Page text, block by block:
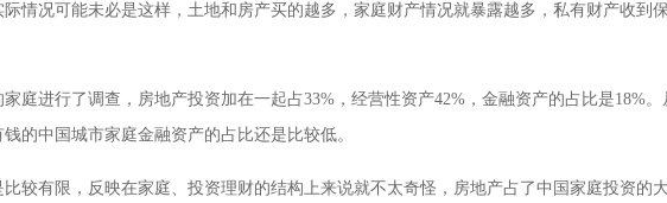
情况可能未必是这样，土地和房产买的越多，家庭财产情况就暴露越多，私有财产收到
庭进行了调查，房地产投资加在一起占33%，经营性资产42%，金融资产的占比是18%
的中国城市家庭金融资产的占比还是比较低。
较有限，反映在家庭、投资理财的结构上来说就不太奇怪，房地产占了中国家庭投资的